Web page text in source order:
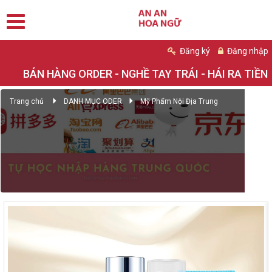
Đăng ký Đăng nhập
BÁN HÀNG ORDER - NGHỀ TAY TRÁI - HÁI RA TIỀN
Trang chủ DANH MỤC ODER Mỹ Phẩm Nội Địa Trung